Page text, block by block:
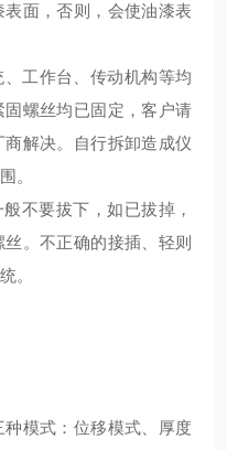
面，否则，会使油漆表
工作台、传动机构等均
螺丝均已固定，客户请
解决。自行拆卸造成仪
。
要拔下，如已拔掉，
。不正确的接插、轻则
。
模式：位移模式、厚度